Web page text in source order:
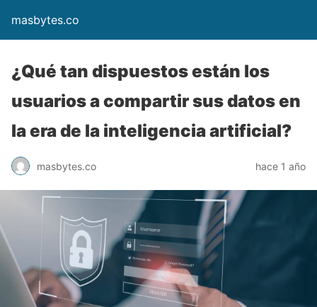
masbytes.co
¿Qué tan dispuestos están los
usuarios a compartir sus datos en
la era de la inteligencia artificial?
masbytes.co hace 1 año